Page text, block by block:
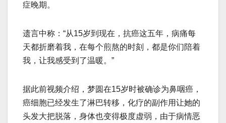
症晚期。
遗言中称：“从15岁到现在，抗癌这五年，病痛每
天都折磨着我，在每个煎熬的时刻，都是你们陪着
我，让我感受到了温暖。”
据此前视频介绍，梦圆在15岁时被确诊为鼻咽癌，
癌细胞已经发生了淋巴转移，化疗的副作用让她的
头发大把脱落，身体也变得极度虚弱，由于病情恶